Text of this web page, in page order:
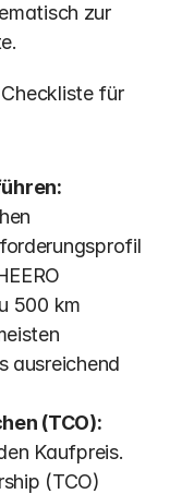
zur
für
500 km
ausreichend
(TCO):
Kaufpreis.
(TCO)